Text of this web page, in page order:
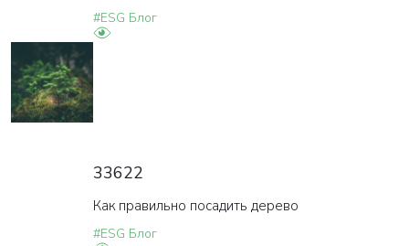
#ESG Блог
33622
Как правильно посадить дерево
#ESG Блог
ВАША ЗАЯВКА ОТПРАВЛЕНА
в ближайшее время наши менеджеры
Закрыть